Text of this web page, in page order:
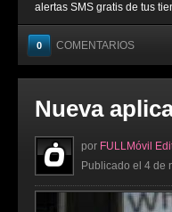
alertas SMS gratis de tus
0 COMENTARIOS
Nueva
por FULLMóvil
Publicado el 4 de